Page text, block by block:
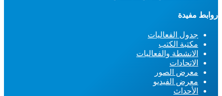
روابط مفيدة
جدول الفعاليات
مكتبة الكتب
الانشطة والفعاليات
الاتحادات
معرض الصور
معرض الفيديو
الأحداث